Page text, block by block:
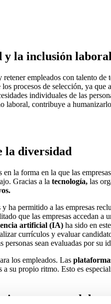
y la inclusión
retener empleados con talento
procesos de selección, ya que
individuales de las
laboral, contribuye a humanizarlo
la diversidad
la forma en la que las
Gracias a la tecnología, las
ha permitido a las empresas
que las empresas accedan a
artificial (IA) ha sido en
currículos y evaluar
sean evaluadas por su
los empleados. Las
su propio ritmo. Esto es
un entorno